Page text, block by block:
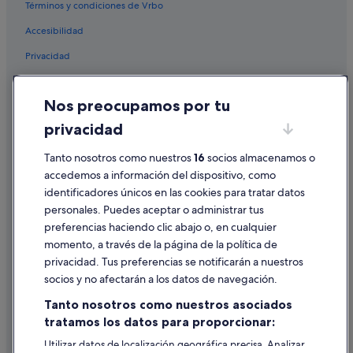
Hoteles históricos en Playa de las Américas
Villas en Playa de las Américas
Hoteles boutique en Playa de las Américas
Hoteles con wifi en Playa de las Américas
Hoteles cerca de Playa El Camisón
Hoteles para ir de compras en Playa de las Américas
Hoteles con piscina en Playa de las Américas
Términos y condiciones de Vrbo
Accesibilidad
Privacidad
Condiciones de uso
Información legal/contacto
Pautas sobre el contenido y cómo denunciar contenido
Ayuda
Cancelar un vuelo
Cancelar una reserva de hotel o de un alquiler vacacional
Utilizar un cupón de Expedia
Documentos para viajes internacionales
Nos preocupamos por tu
privacidad
Tanto nosotros como nuestros16 socios almacenamos o
accedemos a información del dispositivo, como
identificadores únicos en las cookies para tratar datos
personales. Puedes aceptar o administrar tus
preferencias haciendo clic abajo o, en cualquier
momento, a través de la página de la política de
privacidad. Tus preferencias se notificarán a nuestros
socios y no afectarán a los datos de navegación.
Tanto nosotros como nuestros asociados
tratamos los datos para proporcionar:
Utilizar datos de localización geográfica precisa. Analizar